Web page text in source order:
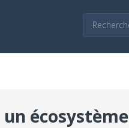
écosystème